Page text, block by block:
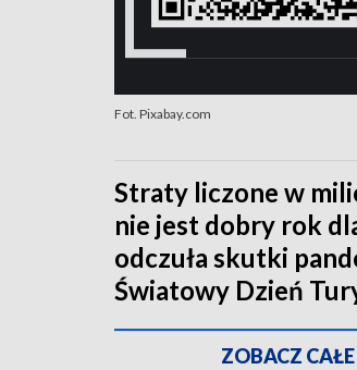
Fot. Pixabay.com
Straty liczone w
nie jest dobry rok
odczuła skutki
Światowy Dzień
ZOBACZ